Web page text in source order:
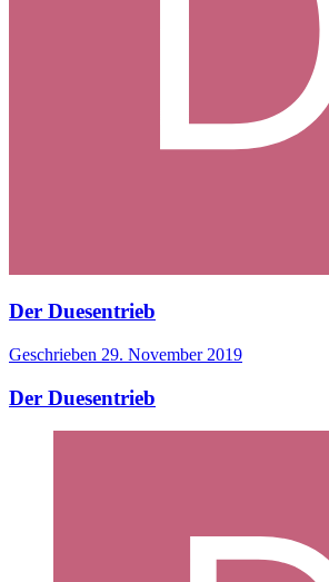
Der Duesentrieb
Geschrieben 29. November 2019
Der Duesentrieb